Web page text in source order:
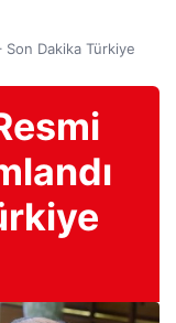
Son Dakika Türkiye